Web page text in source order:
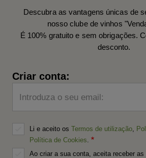
Descubra as vantagens únicas de
nosso clube de vinhos
É 100% gratuito e sem obrigações.
desconto.
Criar conta:
Introduza o seu email:
Li e aceito os Termos de utilização
Política de Cookies
Ao criar a sua conta, aceita receber